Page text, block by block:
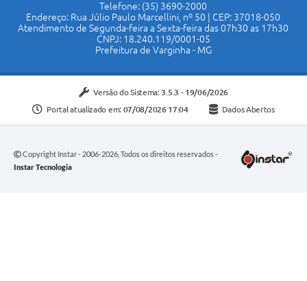
Telefone: (35) 3690-2000
Endereço: Rua Júlio Paulo Marcellini, nº 50 | CEP: 37018-050
Atendimento de Segunda-feira a Sexta-feira das 07h30 as 17h30
CNPJ: 18.240.119/0001-05
Prefeitura de Varginha - MG
Versão do Sistema: 3.5.3 - 19/06/2026
Portal atualizado em: 07/08/2026 17:04 Dados Abertos
Copyright Instar - 2006-2026. Todos os direitos reservados -
Instar Tecnologia